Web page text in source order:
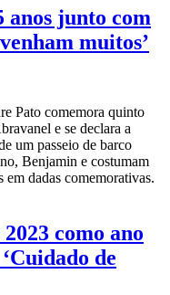
anos junto com
muitos’
Pato comemora quinto
e se declara a
um passeio de barco
Benjamin e costumam
em dadas comemorativas.
como ano
de